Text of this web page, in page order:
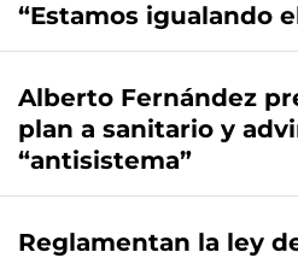
“Estamos igualando
Alberto Fernández
plan a sanitario y
“antisistema”
Reglamentan la ley